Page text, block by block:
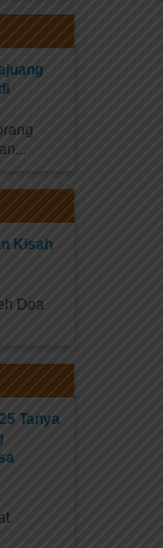
Kisah
Doa
Tanya